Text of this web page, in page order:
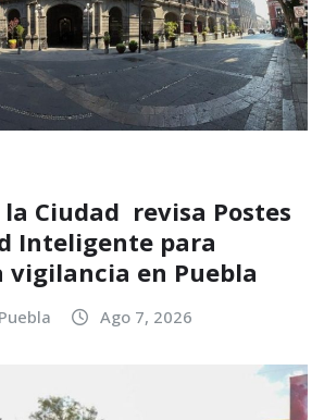
Ciudad revisa Postes
Inteligente para
en Puebla
Ago 7, 2026